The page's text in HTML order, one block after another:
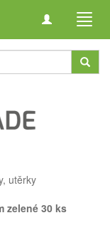
Toggle
utěrky
zelené 30 ks